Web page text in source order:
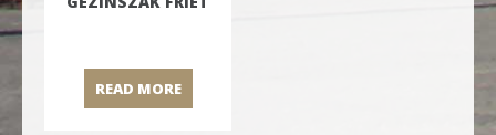
READ MOREGEZINSZAK FRIET